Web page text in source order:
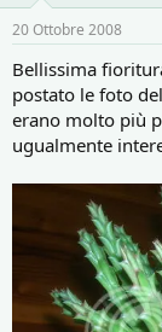
20 Ottobre 2008
Bellissima
postato le foto
erano molto più
ugualmente